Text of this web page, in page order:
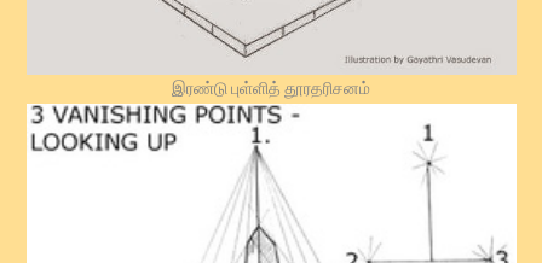
இரண்டு புள்ளித் தூரதரிசனம்